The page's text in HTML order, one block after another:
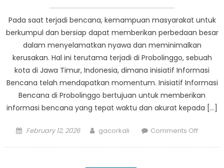
Alam
Pada saat terjadi bencana, kemampuan masyarakat untuk
berkumpul dan bersiap dapat memberikan perbedaan besar
dalam menyelamatkan nyawa dan meminimalkan
kerusakan. Hal ini terutama terjadi di Probolinggo, sebuah
kota di Jawa Timur, Indonesia, dimana inisiatif Informasi
Bencana telah mendapatkan momentum. Inisiatif Informasi
Bencana di Probolinggo bertujuan untuk memberikan
informasi bencana yang tepat waktu dan akurat kepada […]
Posted
February 12, 2026 Author
gacorkali Comments Offon